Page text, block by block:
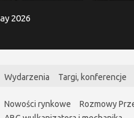
2026
Wydarzenia Targi, konferencje
Nowości rynkowe Rozmowy